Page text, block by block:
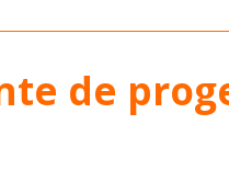
de